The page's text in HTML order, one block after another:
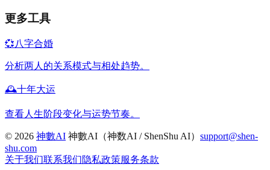
更多工具
💞八字合婚
分析两人的关系模式与相处趋势。
🕰️十年大运
查看人生阶段变化与运势节奏。
© 2026 神數AI 神數AI（神数AI / ShenShu AI） support@shen-
shu.com
关于我们联系我们隐私政策服务条款